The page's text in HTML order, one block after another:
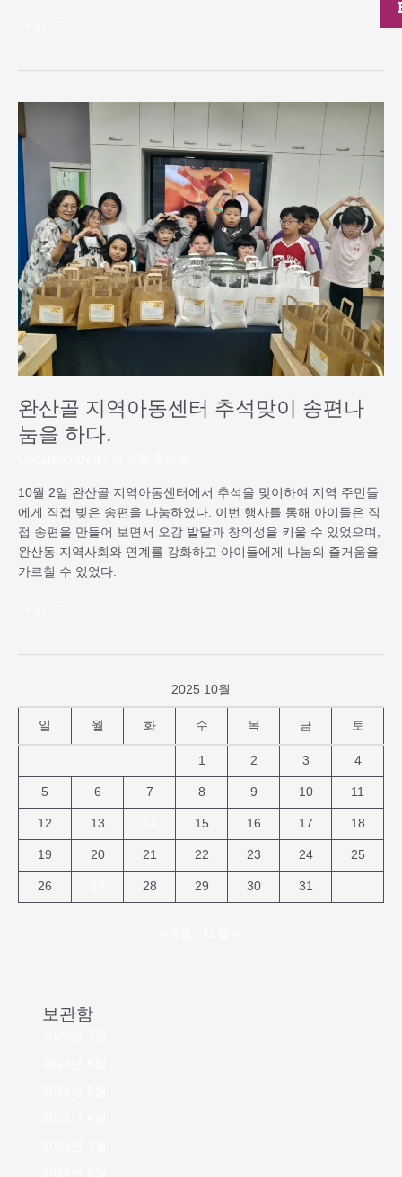
완산골 지역아동센터 추석맞이 송편나
눔을 하다.
10월 2일 완산골 지역아동센터에서 추석을 맞이하여 지역 주민들
에게 직접 빚은 송편을 나눔하였다. 이번 행사를 통해 아이들은 직
접 송편을 만들어 보면서 오감 발달과 창의성을 키울 수 있었으며,
완산동 지역사회와 연계를 강화하고 아이들에게 나눔의 즐거움을
가르칠 수 있었다.
산
골
지
역
아
동
센
터
추
석
맞
이
송
나
눔
을
다.
2025 10월
일 월 화 수 목 금 토
1 2 3 4
5 6 7 8 9 10 11
12 13 15 16 17 18
19 20 21 22 23 24 25
26 28 29 30 31
보관함